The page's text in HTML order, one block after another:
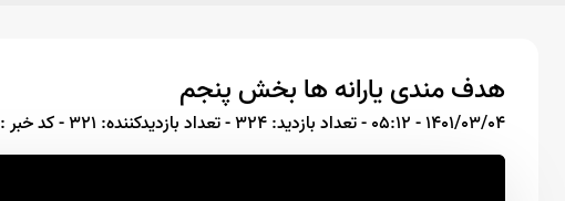
هدف مندی یارانه ها بخش پنجم
1401/03/04 - 05:12 - تعداد بازدید: 324 - تعداد بازدیدکننده: 321 - کد خبر : 36164